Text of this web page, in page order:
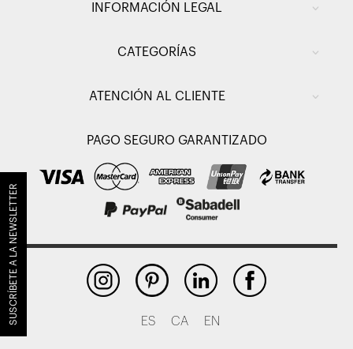
INFORMACIÓN LEGAL
CATEGORÍAS
ATENCIÓN AL CLIENTE
PAGO SEGURO GARANTIZADO
SUSCRÍBETE A LA NEWSLETTER ES CA EN